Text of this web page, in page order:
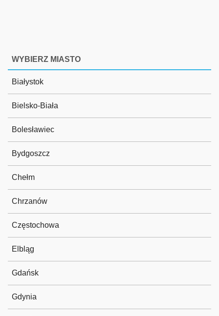
WYBIERZ MIASTO
Białystok
Bielsko-Biała
Bolesławiec
Bydgoszcz
Chełm
Chrzanów
Częstochowa
Elbląg
Gdańsk
Gdynia